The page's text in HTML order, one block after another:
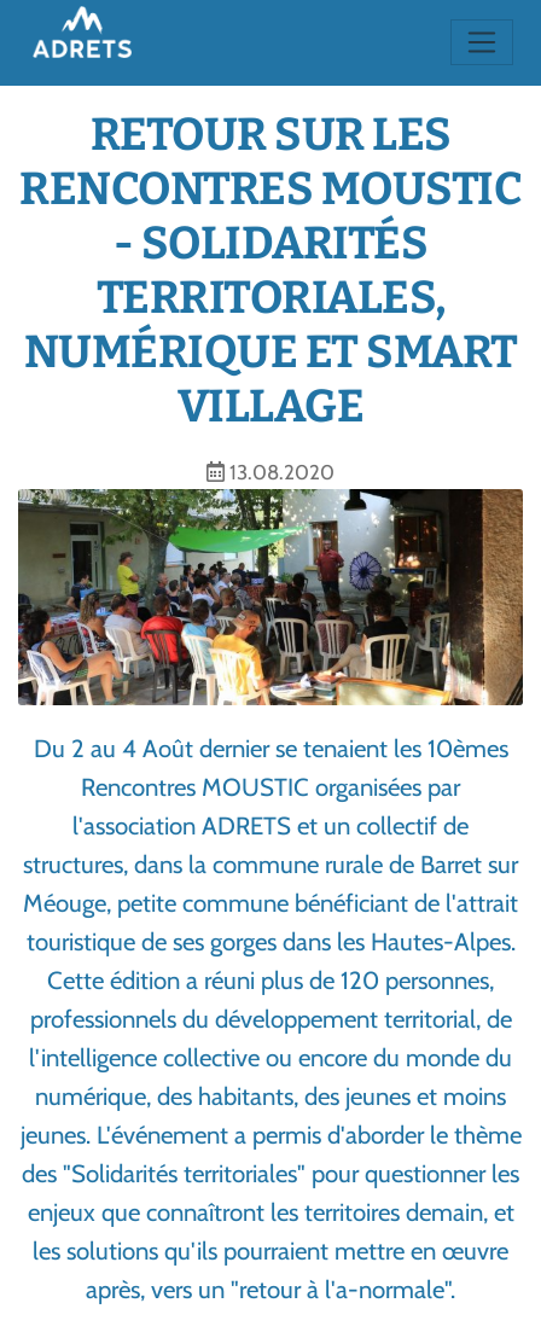
RETOUR SUR LES
RENCONTRES MOUSTIC
- SOLIDARITÉS
TERRITORIALES,
NUMÉRIQUE ET SMART
VILLAGE
13.08.2020
Du 2 au 4 Août dernier se tenaient les 10èmes
Rencontres MOUSTIC organisées par
l'association ADRETS et un collectif de
structures, dans la commune rurale de Barret sur
Méouge, petite commune bénéficiant de l'attrait
touristique de ses gorges dans les Hautes-Alpes.
Cette édition a réuni plus de 120 personnes,
professionnels du développement territorial, de
l'intelligence collective ou encore du monde du
numérique, des habitants, des jeunes et moins
jeunes. L'événement a permis d'aborder le thème
des "Solidarités territoriales" pour questionner les
enjeux que connaîtront les territoires demain, et
les solutions qu'ils pourraient mettre en œuvre
après, vers un "retour à l'a-normale".